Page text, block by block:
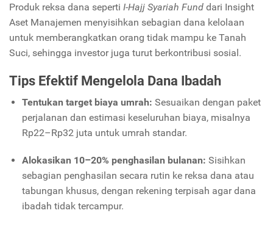
Produk reksa dana seperti I-Hajj Syariah Fund dari Insight
Aset Manajemen menyisihkan sebagian dana kelolaan
untuk memberangkatkan orang tidak mampu ke Tanah
Suci, sehingga investor juga turut berkontribusi sosial.
Tips Efektif Mengelola Dana Ibadah
Tentukan target biaya umrah: Sesuaikan dengan paket
perjalanan dan estimasi keseluruhan biaya, misalnya
Rp22–Rp32 juta untuk umrah standar.
Alokasikan 10–20% penghasilan bulanan: Sisihkan
sebagian penghasilan secara rutin ke reksa dana atau
tabungan khusus, dengan rekening terpisah agar dana
ibadah tidak tercampur.